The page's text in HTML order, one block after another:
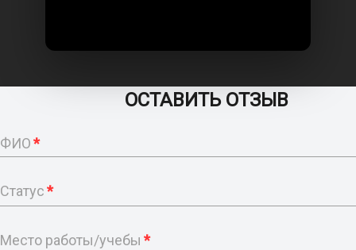
ОСТАВИТЬ ОТЗЫВ
ФИО*
Статус*
Место работы/учебы *